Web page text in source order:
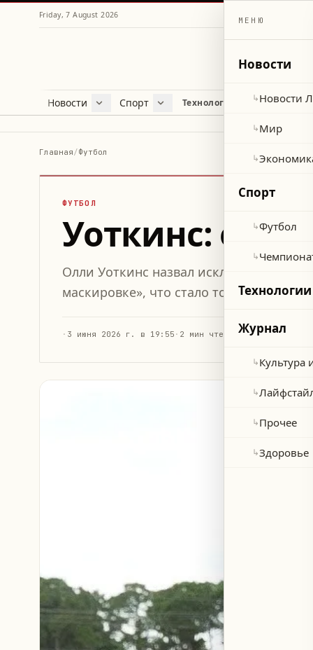
Friday, 7 August 2026
Новости
Новости ЛиванаСпорт
Футбол
Технологии и наука
Главная/Футбол
ФУТБОЛ
Уоткинс:
Олли Уоткинс назвал исключение из
маскировке», что стало толчком к
· 3 июня 2026 г. в 19:55 · 2 мин чтения
МЕНЮ
Новости
↳Новости
↳Мир
↳
Спорт
↳Футбол
↳
Технологии
Журнал
↳Культура
↳
↳Прочее
↳Здоровье